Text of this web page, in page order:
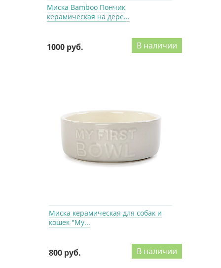
Миска Bamboo Пончик
керамическая на дере...
1000 руб. В наличии
Миска керамическая для собак и
кошек "My...
800 руб. В наличии